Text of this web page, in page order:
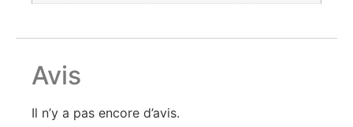
Avis
Il n’y a pas encore d’avis.